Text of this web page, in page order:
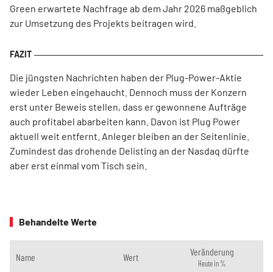
Green erwartete Nachfrage ab dem Jahr 2026 maßgeblich
zur Umsetzung des Projekts beitragen wird.
Die jüngsten Nachrichten haben der Plug-Power-Aktie
wieder Leben eingehaucht. Dennoch muss der Konzern
erst unter Beweis stellen, dass er gewonnene Aufträge
auch profitabel abarbeiten kann. Davon ist Plug Power
aktuell weit entfernt. Anleger bleiben an der Seitenlinie.
Zumindest das drohende Delisting an der Nasdaq dürfte
aber erst einmal vom Tisch sein.
Behandelte Werte
Name Wert Veränderung
Heute in %